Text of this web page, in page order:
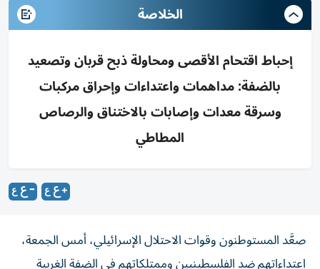
الخلاصة
إحباط اقتحام الأقصى ومحاولة ذبح قربان وتصعيد
بالضفة: مداهمات واعتداءات وإحراق مركبات
وسرقة معدات وإصابات بالاختناق والرصاص
المطاطي
صعَّد المستوطنون وقوات الاحتلال الإسرائيلي، أمس الجمعة،